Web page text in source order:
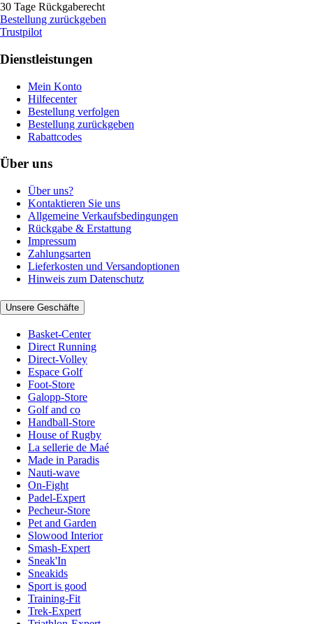
30 Tage Rückgaberecht
Bestellung zurückgeben
Trustpilot
Dienstleistungen
Mein Konto
Hilfecenter
Bestellung verfolgen
Bestellung zurückgeben
Rabattcodes
Über uns
Über uns?
Kontaktieren Sie uns
Allgemeine Verkaufsbedingungen
Rückgabe & Erstattung
Impressum
Zahlungsarten
Lieferkosten und Versandoptionen
Hinweis zum Datenschutz
Unsere Geschäfte
Basket-Center
Direct Running
Direct-Volley
Espace Golf
Foot-Store
Galopp-Store
Golf and co
Handball-Store
House of Rugby
La sellerie de Maé
Made in Paradis
Nauti-wave
On-Fight
Padel-Expert
Pecheur-Store
Pet and Garden
Slowood Interior
Smash-Expert
Sneak'In
Sneakids
Sport is good
Training-Fit
Trek-Expert